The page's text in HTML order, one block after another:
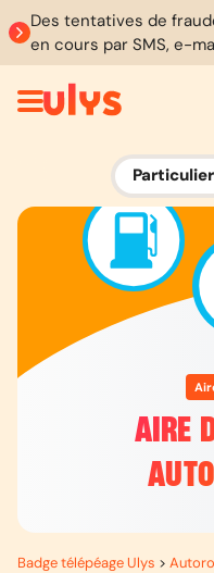
Des tentatives de
en cours par SMS, e-
Particulier
AIRE
Badge télépéage Ulys >